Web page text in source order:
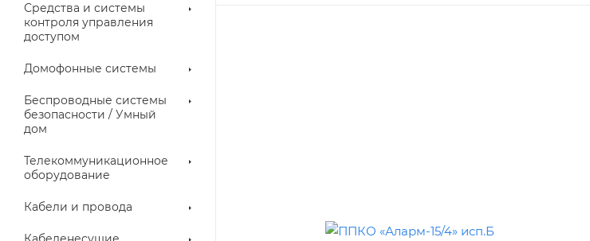
указатели (табло)
Средства и системы
контроля управления
доступом
Домофонные системы
Беспроводные системы
безопасности / Умный
дом
Телекоммуникационное
оборудование
Кабели и провода